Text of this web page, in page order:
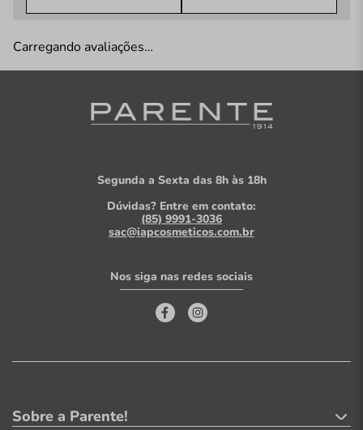
Carregando avaliações…
Segunda a Sexta das 8h às 18h
Dúvidas? Entre em contato:
(85) 9991-3036
sac@iapcosmeticos.com.br
Nos siga nas redes sociais
Sobre a Parente!